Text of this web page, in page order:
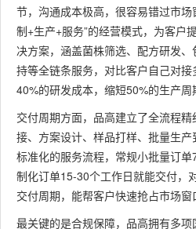
节，沟通成本极高，很容易错过市
制+生产+服务”的经营模式，为客户
决方案，涵盖菌株筛选、配方研发
持等全链条服务，对比客户自己对
40%的研发成本，缩短50%的生产周
交付周期方面，品高建立了全流程
接、方案设计、样品打样、批量生
标准化的服务流程，常规小批量订
制化订单15-30个工作日就能交付，
交付周期，能帮客户快速抢占市场窗
最关键的是合规保障，品高拥有多